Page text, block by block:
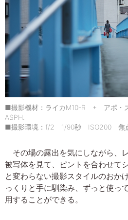
■撮影機材：ライカM10-R + アポ・
ASPH.
■撮影環境：f/2 1/90秒 ISO200 焦
その場の露出を気にしながら、
被写体を見て、ピントを合わせて
と変わらない撮影スタイルのおか
っくりと手に馴染み、ずっと使っ
用することができる。